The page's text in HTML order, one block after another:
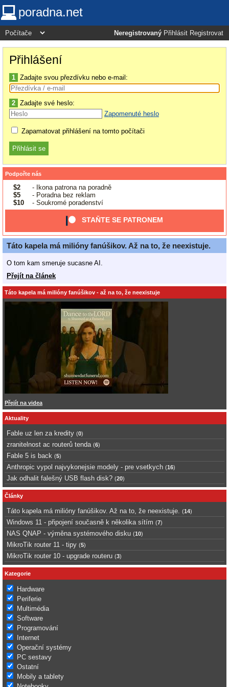
poradna.net
Neregistrovaný Přihlásit Registrovat
Přihlášení
1 Zadajte svou přezdívku nebo e-mail:
2 Zadajte své heslo:
Zapomenuté heslo
Zapamatovat přihlášení na tomto počítači
Podpořte nás
$2
- Ikona patrona na poradně
$5
- Poradna bez reklam
$10
- Soukromé poradenství
STAŇTE SE PATRONEM
Táto kapela má milióny fanúšikov. Až na to, že neexistuje.
O tom kam smeruje sucasne AI.
Přejít na článek
Táto kapela má milióny fanúšikov - až na to, že neexistuje
Přejít na videa
Aktuality
Fable uz len za kredity (0)
zranitelnost ac routerů tenda (6)
Fable 5 is back (5)
Anthropic vypol najvykonejsie modely - pre vsetkych (16)
Jak odhalit falešný USB flash disk? (20)
Články
Táto kapela má milióny fanúšikov. Až na to, že neexistuje. (14)
Windows 11 - připojení současně k několika sítím (7)
NAS QNAP - výměna systémového disku (10)
MikroTik router 11 - tipy (5)
MikroTik router 10 - upgrade routeru (3)
Kategorie
Hardware
Periferie
Multimédia
Software
Programování
Internet
Operační systémy
PC sestavy
Ostatní
Mobily a tablety